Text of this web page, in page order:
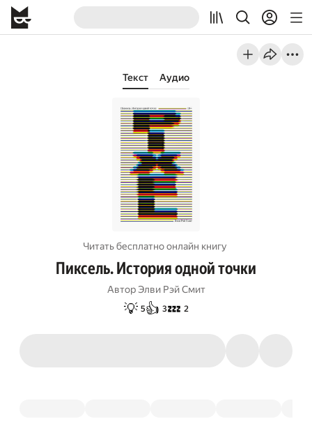
Текст Аудио
Читать бесплатно онлайн книгу
Пиксель. История одной точки
Автор Элви Рэй Смит
💡 5👍 3💤 2